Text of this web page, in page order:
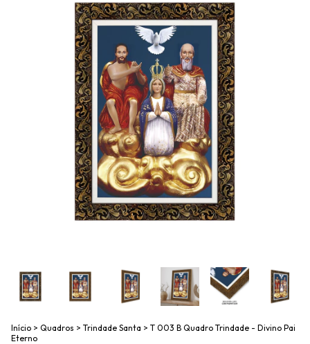
Início > Quadros > Trindade Santa > T 003 B Quadro Trindade - Divino Pai
Eterno